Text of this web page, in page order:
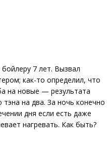
7 лет. Вызвал
как-то определил, что
на новые — результата
на два. За ночь конечно
дня если есть даже
нагревать. Как быть?